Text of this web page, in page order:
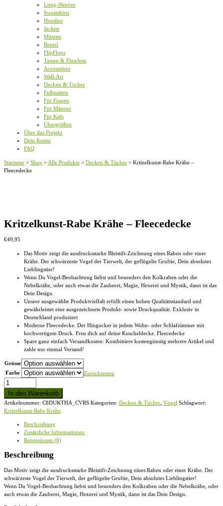
Long-Sleeves
Sweatshirts
Hoodies
Jacken
Mützen
Beutel
FlipFlops
Tassen & Flaschen
Accessoires
Wall-Art
Decken & Tücher
Fußmatten
Für Frauen
Für Männer
Für Kids
Übergrößen
Über das Projekt
Dein Konto
FAQ
Startseite > Shop > Alle Produkte > Decken & Tücher > Kritzelkunst-Rabe Krähe –
Fleecedecke
Kritzelkunst-Rabe Krähe – Fleecedecke
€49,95
Das Motiv zeigt die ausdrucksstarke Bleistift-Zeichnung eines Raben oder einer
Krähe. Der schwärzeste Vogel der Tierwelt, der geflügelte Gruftie, Dein absolutes
Lieblingstier!
Wenn Du Vogel-Beobachtung liebst und besonders den Kolkraben oder die
Nebelkrähe, oder auch etwas die Zauberei, Magie, Hexerei und Mystik, dann ist das
Dein Design.
Unsere ausgewählte Produktvielfalt erfüllt einen hohen Qualitätsstandard und
gewährleistet eine ausgezeichnete Produkt- sowie Druckqualität. Exklusiv in
Deutschland produziert
Moderne Fleecedecke. Der Hingucker in jedem Wohn- oder Schlafzimmer mit
hochwertigem Druck. Freu dich auf deine Kuscheldecke. Fleecedecke
Spare ganz einfach Versandkosten: Kombiniere kostengünstig mehrere Artikel und
zahle nur einmal Versand!
Grösse
Farbe
Zurücksetzen
Kritzelkunst-
Rabe
Krähe
-
Fleecedecke
In den Warenkorb
Artikelnummer: C8DUKTHA_CVRS Kategorien: Decken & Tücher Vögel Schlagwort:
Kritzelkunst-Rabe Krähe
Beschreibung
Zusätzliche Informationen
Rezensionen (0)
Beschreibung
Das Motiv zeigt die ausdrucksstarke Bleistift-Zeichnung eines Raben oder einer Krähe. Der
schwärzeste Vogel der Tierwelt, der geflügelte Gruftie, Dein absolutes Lieblingstier!
Wenn Du Vogel-Beobachtung liebst und besonders den Kolkraben oder die Nebelkrähe, oder
auch etwas die Zauberei, Magie, Hexerei und Mystik, dann ist das Dein Design.